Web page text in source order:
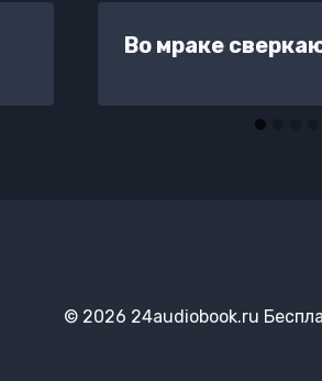
Во мраке
© 2026 24audiobook.ru